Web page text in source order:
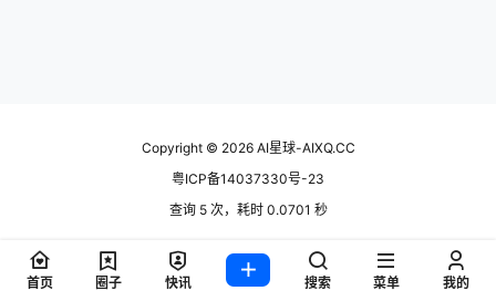
Copyright © 2026AI星球-AIXQ.CC
粤ICP备14037330号-23
查询 5 次，耗时 0.0701 秒
首页 圈子 快讯 搜索 菜单 我的